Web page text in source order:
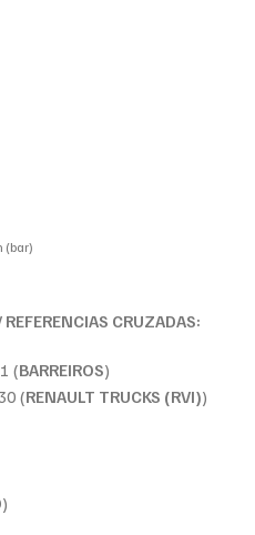
(bar)
CRUZADAS:
(BARREIROS)
(RENAULT TRUCKS (RVI))
)